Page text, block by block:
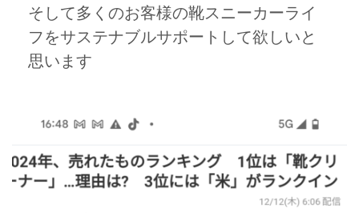
そして多くのお客様の靴スニーカーライ
フをサステナブルサポートして欲しいと
思います